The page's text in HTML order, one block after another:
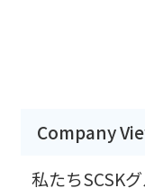
Company
私たちSCSK